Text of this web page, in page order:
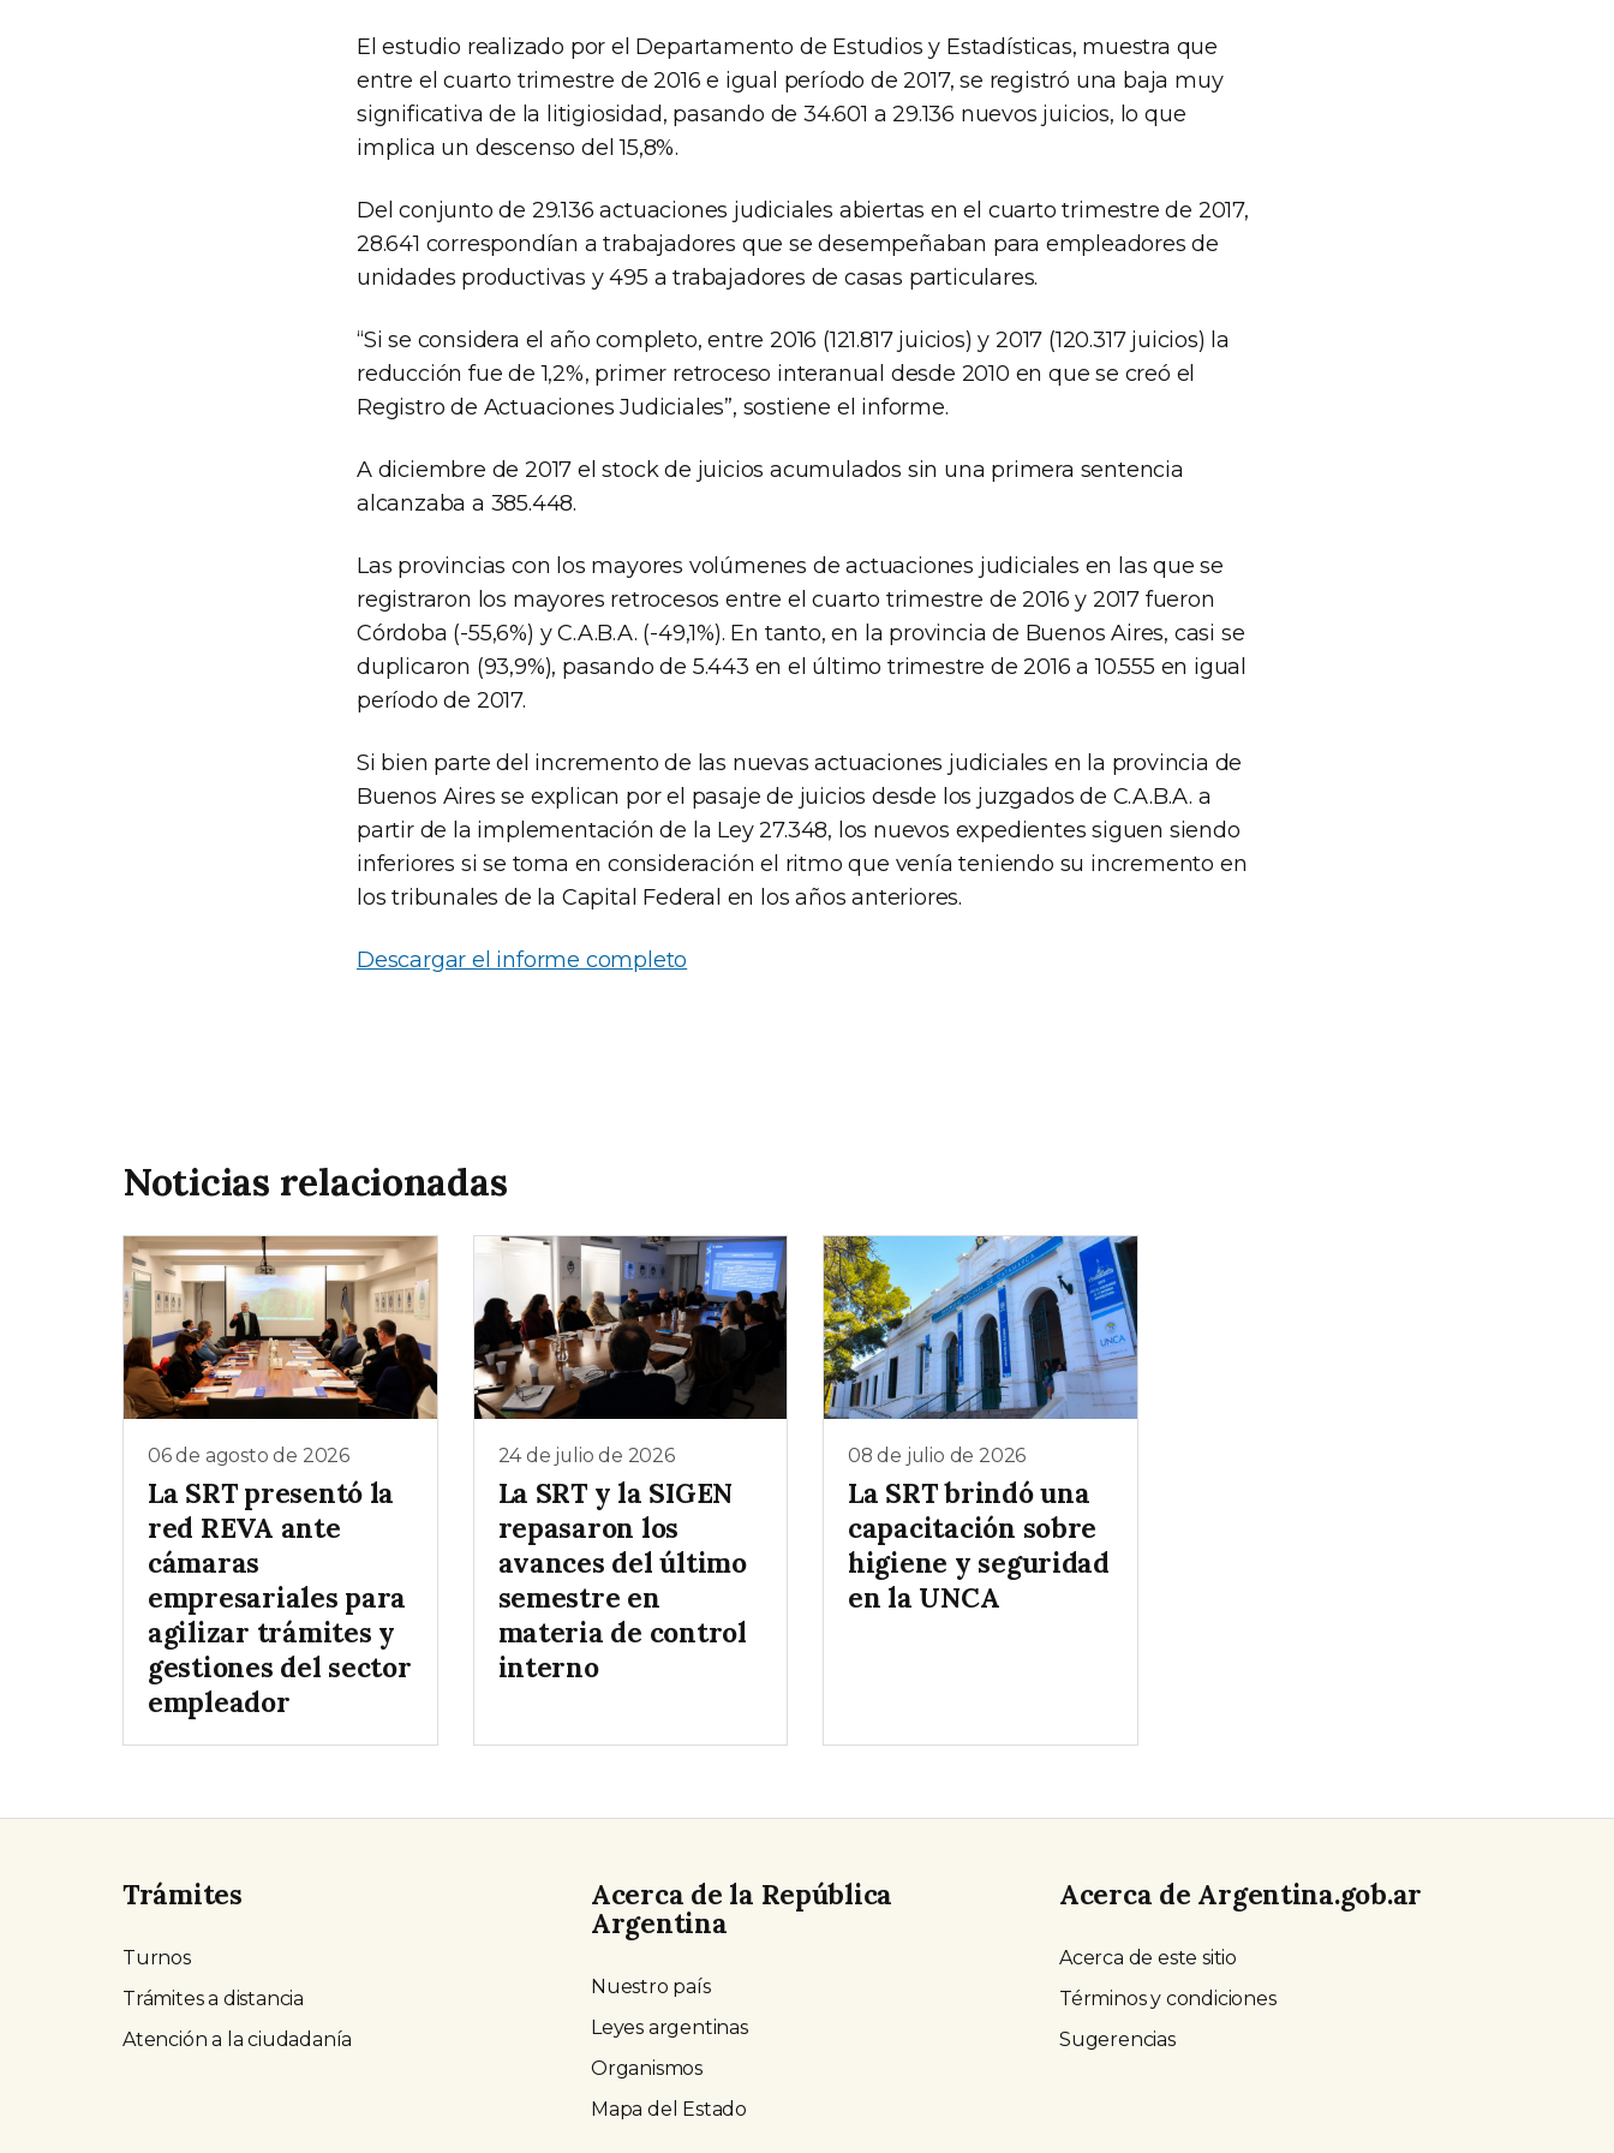
El estudio realizado por el Departamento de Estudios y Estadísticas, muestra que
entre el cuarto trimestre de 2016 e igual período de 2017, se registró una baja muy
significativa de la litigiosidad, pasando de 34.601 a 29.136 nuevos juicios, lo que
implica un descenso del 15,8%.
Del conjunto de 29.136 actuaciones judiciales abiertas en el cuarto trimestre de 2017,
28.641 correspondían a trabajadores que se desempeñaban para empleadores de
unidades productivas y 495 a trabajadores de casas particulares.
“Si se considera el año completo, entre 2016 (121.817 juicios) y 2017 (120.317 juicios) la
reducción fue de 1,2%, primer retroceso interanual desde 2010 en que se creó el
Registro de Actuaciones Judiciales”, sostiene el informe.
A diciembre de 2017 el stock de juicios acumulados sin una primera sentencia
alcanzaba a 385.448.
Las provincias con los mayores volúmenes de actuaciones judiciales en las que se
registraron los mayores retrocesos entre el cuarto trimestre de 2016 y 2017 fueron
Córdoba (-55,6%) y C.A.B.A. (-49,1%). En tanto, en la provincia de Buenos Aires, casi se
duplicaron (93,9%), pasando de 5.443 en el último trimestre de 2016 a 10.555 en igual
período de 2017.
Si bien parte del incremento de las nuevas actuaciones judiciales en la provincia de
Buenos Aires se explican por el pasaje de juicios desde los juzgados de C.A.B.A. a
partir de la implementación de la Ley 27.348, los nuevos expedientes siguen siendo
inferiores si se toma en consideración el ritmo que venía teniendo su incremento en
los tribunales de la Capital Federal en los años anteriores.
Descargar el informe completo
Noticias relacionadas
06 de agosto de 2026
La SRT presentó la
red REVA ante
cámaras
empresariales para
agilizar trámites y
gestiones del sector
empleador
24 de julio de 2026
La SRT y la SIGEN
repasaron los
avances del último
semestre en
materia de control
interno
08 de julio de 2026
La SRT brindó una
capacitación sobre
higiene y seguridad
en la UNCA
Trámites
Turnos
Trámites a distancia
Atención a la ciudadanía
Acerca de la República
Argentina
Nuestro país
Leyes argentinas
Organismos
Mapa del Estado
Acerca de Argentina.gob.ar
Acerca de este sitio
Términos y condiciones
Sugerencias